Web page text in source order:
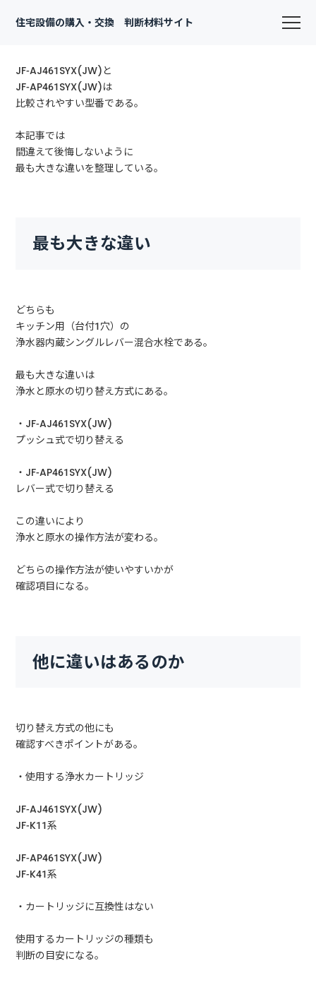
住宅設備の購入・交換 判断材料サイト
JF-AJ461SYX(JW)と
JF-AP461SYX(JW)は
比較されやすい型番である。
本記事では
間違えて後悔しないように
最も大きな違いを整理している。
最も大きな違い
どちらも
キッチン用（台付1穴）の
浄水器内蔵シングルレバー混合水栓である。
最も大きな違いは
浄水と原水の切り替え方式にある。
・JF-AJ461SYX(JW)
プッシュ式で切り替える
・JF-AP461SYX(JW)
レバー式で切り替える
この違いにより
浄水と原水の操作方法が変わる。
どちらの操作方法が使いやすいかが
確認項目になる。
他に違いはあるのか
切り替え方式の他にも
確認すべきポイントがある。
・使用する浄水カートリッジ
JF-AJ461SYX(JW)
JF-K11系
JF-AP461SYX(JW)
JF-K41系
・カートリッジに互換性はない
使用するカートリッジの種類も
判断の目安になる。